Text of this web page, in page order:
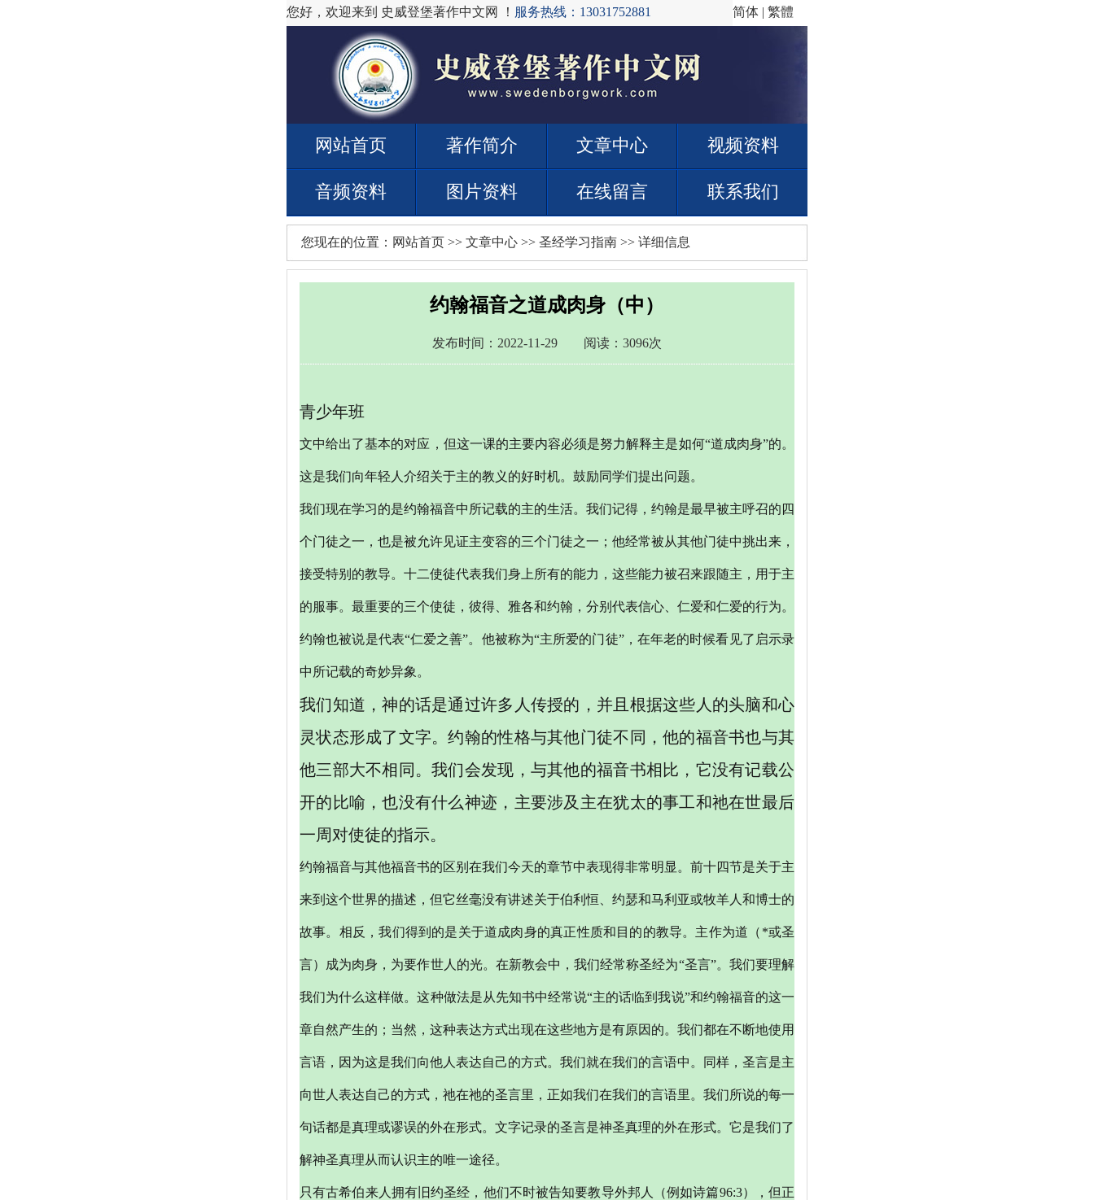
您好，欢迎来到 史威登堡著作中文网 ！ 服务热线：13031752881 简体 | 繁體
网站首页 著作简介 文章中心 视频资料
音频资料 图片资料 在线留言 联系我们
您现在的位置： 网站首页 >> 文章中心 >> 圣经学习指南 >> 详细信息
约翰福音之道成肉身（中）
发布时间：2022-11-29 阅读：3096次
青少年班
文中给出了基本的对应，但这一课的主要内容必须是努力解释主是如何“道成肉身”的。
这是我们向年轻人介绍关于主的教义的好时机。鼓励同学们提出问题。
我们现在学习的是约翰福音中所记载的主的生活。我们记得，约翰是最早被主呼召的四
个门徒之一，也是被允许见证主变容的三个门徒之一；他经常被从其他门徒中挑出来，
接受特别的教导。十二使徒代表我们身上所有的能力，这些能力被召来跟随主，用于主
的服事。最重要的三个使徒，彼得、雅各和约翰，分别代表信心、仁爱和仁爱的行为。
约翰也被说是代表“仁爱之善”。他被称为“主所爱的门徒”，在年老的时候看见了启示录
中所记载的奇妙异象。
我们知道，神的话是通过许多人传授的，并且根据这些人的头脑和心
灵状态形成了文字。约翰的性格与其他门徒不同，他的福音书也与其
他三部大不相同。我们会发现，与其他的福音书相比，它没有记载公
开的比喻，也没有什么神迹，主要涉及主在犹太的事工和祂在世最后
一周对使徒的指示。
约翰福音与其他福音书的区别在我们今天的章节中表现得非常明显。前十四节是关于主
来到这个世界的描述，但它丝毫没有讲述关于伯利恒、约瑟和马利亚或牧羊人和博士的
故事。相反，我们得到的是关于道成肉身的真正性质和目的的教导。主作为道（ *或圣
言）成为肉身，为要作世人的光。在新教会中，我们经常称圣经为“圣言”。我们要理解
我们为什么这样做。这种做法是从先知书中经常说“主的话临到我说”和约翰福音的这一
章自然产生的；当然，这种表达方式出现在这些地方是有原因的。我们都在不断地使用
言语，因为这是我们向他人表达自己的方式。我们就在我们的言语中。同样，圣言是主
向世人表达自己的方式，祂在祂的圣言里，正如我们在我们的言语里。我们所说的每一
句话都是真理或谬误的外在形式。文字记录的圣言是神圣真理的外在形式。它是我们了
解神圣真理从而认识主的唯一途径。
只有古希伯来人拥有旧约圣经，他们不时被告知要教导外邦人（例如诗篇96:3），但正